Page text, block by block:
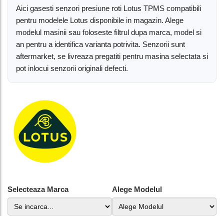
Aici gasesti senzori presiune roti Lotus TPMS compatibili
pentru modelele Lotus disponibile in magazin. Alege
modelul masinii sau foloseste filtrul dupa marca, model si
an pentru a identifica varianta potrivita. Senzorii sunt
aftermarket, se livreaza pregatiti pentru masina selectata si
pot inlocui senzorii originali defecti.
Selecteaza Marca Alege Modelul